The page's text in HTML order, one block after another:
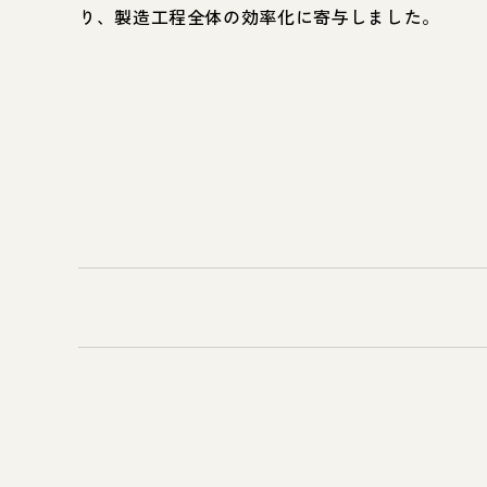
り、製造工程全体の効率化に寄与しました。